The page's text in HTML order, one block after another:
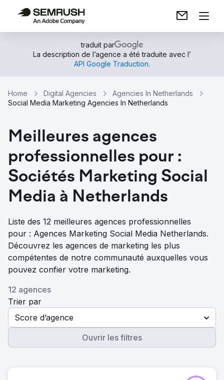
traduit par
La description de l’agence a été traduite avec l’
API Google Traduction.
Home Digital Agencies
Agencies In Netherlands
Social Media Marketing Agencies In Netherlands
Meilleures agences
professionnelles pour :
Sociétés Marketing Social
Media à Netherlands
Liste des 12 meilleures agences professionnelles
pour : Agences Marketing Social Media Netherlands.
Découvrez les agences de marketing les plus
compétentes de notre communauté auxquelles vous
pouvez confier votre marketing.
12 agences
Trier par
Score d’agence
Ouvrir les filtres